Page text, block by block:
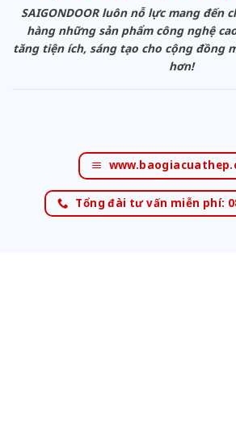
SAIGONDOOR luôn nỗ lực mang đến
hàng những sản phẩm công nghệ
tăng tiện ích, sáng tạo cho cộng đồng
hơn!
Tổng đài tư vấn miễn phí: